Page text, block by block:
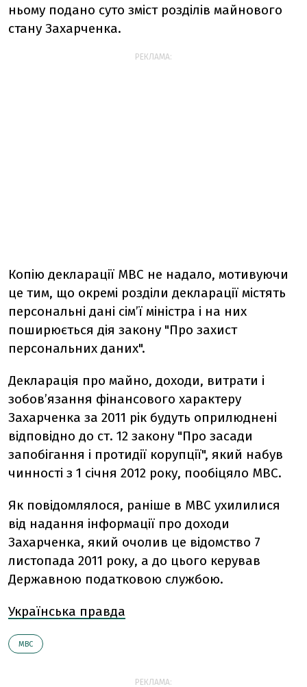
ньому подано суто зміст розділів майнового
стану Захарченка.
РЕКЛАМА:
Копію декларації МВС не надало, мотивуючи
це тим, що окремі розділи декларації містять
персональні дані сім’ї міністра і на них
поширюється дія закону "Про захист
персональних даних".
Декларація про майно, доходи, витрати і
зобов’язання фінансового характеру
Захарченка за 2011 рік будуть оприлюднені
відповідно до ст. 12 закону "Про засади
запобігання і протидії корупції", який набув
чинності з 1 січня 2012 року, пообіцяло МВС.
Як повідомлялося, раніше в МВС ухилилися
від надання інформації про доходи
Захарченка, який очолив це відомство 7
листопада 2011 року, а до цього керував
Державною податковою службою.
Українська правда
МВС
РЕКЛАМА: